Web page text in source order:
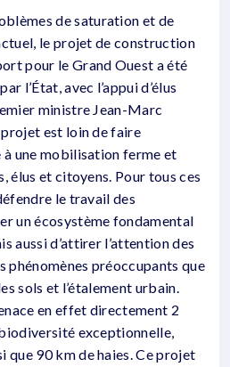
de saturation et de
le projet de construction
pour le Grand Ouest a été
l’État, avec l’appui d’élus
ministre Jean-Marc
est loin de faire
à une mobilisation ferme et
élus et citoyens. Pour tous ces
le travail des
un écosystème fondamental
aussi d’attirer l’attention des
phénomènes préoccupants que
sols et l’étalement urbain.
en effet directement 2
exceptionnelle,
que 90 km de haies. Ce projet